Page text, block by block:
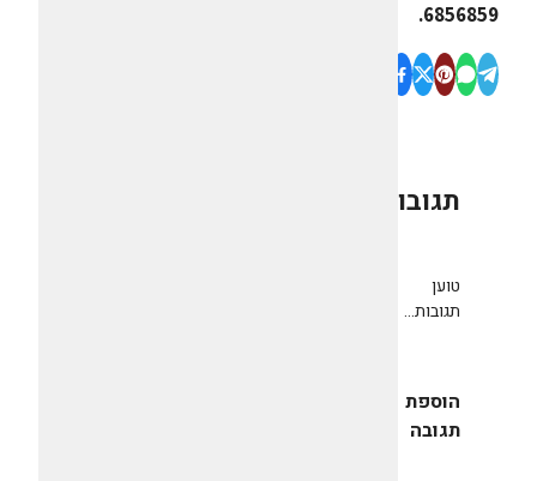
6856859.
תגובות
טוען
תגובות...
הוספת
תגובה